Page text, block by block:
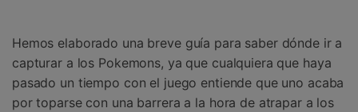
Reparación de Móviles
Protección del Móvil
Iniciar sesión
Hemos elaborado una breve guía para saber dónde ir a
capturar a los Pokemons, ya que cualquiera que haya
pasado un tiempo con el juego entiende que uno acaba
por toparse con una barrera a la hora de atrapar a los